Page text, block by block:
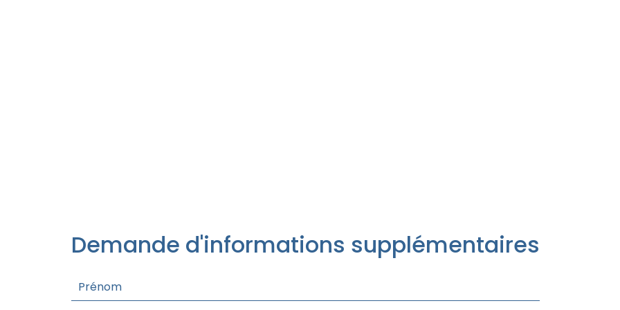
Demande d'informations supplémentaires